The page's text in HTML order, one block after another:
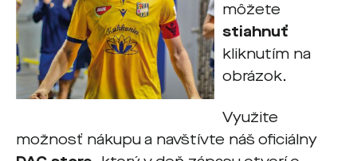
môžete
stiahnuť
kliknutím na
obrázok.
Využite
možnosť nákupu a navštívte náš oficiálny